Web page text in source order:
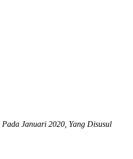
Januari 2020, Yang Disusul